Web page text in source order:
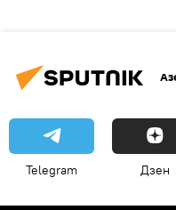
Telegram Дзен